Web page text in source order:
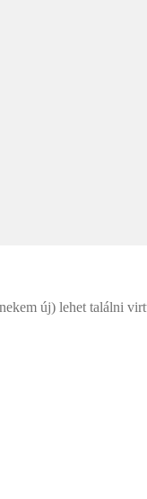
új) lehet találni